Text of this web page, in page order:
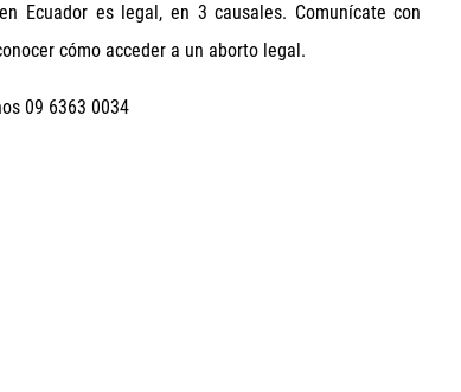
Ecuador es legal, en 3 causales. Comunícate con
cómo acceder a un aborto legal.
09 6363 0034